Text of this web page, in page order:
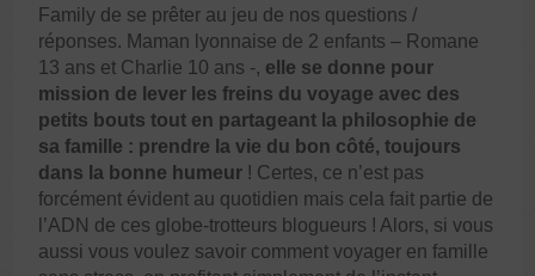
Family de se prêter au jeu de nos questions /
réponses. Maman lyonnaise de 2 enfants – Romane
13 ans et Charlie 10 ans -, elle se donne pour
mission de lever les freins du voyage avec des
petits bouts tout en partageant la philosophie de
sa famille : prendre la vie du bon côté, toujours
dans la bonne humeur ! Certes, ce n’est pas
forcément évident au quotidien mais cela fait partie de
l’ADN de ces globe-trotteurs blogueurs ! Alors, si vous
aussi vous voulez savoir comment voyager en famille